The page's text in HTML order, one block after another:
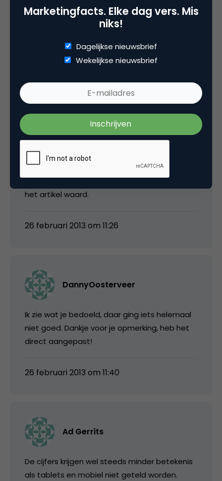
uit het volledige gebruik.
Herman Kienhuis
Danny, ik weet niet of je me goed begrijpt. Je
hebt volgens mij de 2012 en 2013 cijfers van RTL
en Publieke Omroep in je artikel omgedraaid.
Je schrijft dat hun bereik stijgt, maar in de
tabel dalen ze juist. Lijkt me een correctie in
het artikel waard.
26 februari 2013 om 11:26
DannyOosterveer
Ik zie wat je bedoeld, daar ging iets helemaal
niet goed. Dankje voor je opmerking, heb het
direct aangepast!
26 februari 2013 om 11:40
Ad Gerrits
De cijfers krijgen wel steeds minder betekenis
als tablets en mobiel niet geteld worden.
Marketingfacts. Elke dag vers. Mis
niks!
Dagelijkse nieuwsbrief
Wekelijkse nieuwsbrief